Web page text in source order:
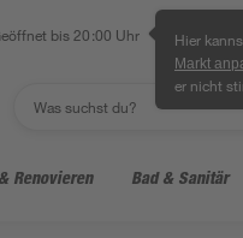
bis 20:00 Uhr Hier
Markt
er nicht
Renovieren Bad & Sanitär